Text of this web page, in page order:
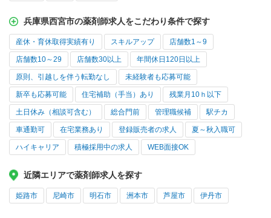
兵庫県西宮市の薬剤師求人をこだわり条件で探す
産休・育休取得実績有り スキルアップ 店舗数1～9
店舗数10～29 店舗数30以上 年間休日120日以上
原則、引越しを伴う転勤なし 未経験者も応募可能
新卒も応募可能 住宅補助（手当）あり 残業月10ｈ以下
土日休み（相談可含む） 総合門前 管理職候補 駅チカ
車通勤可 在宅業務あり 登録販売者の求人 夏～秋入職可
ハイキャリア 積極採用中の求人 WEB面接OK
近隣エリアで薬剤師求人を探す
姫路市 尼崎市 明石市 洲本市 芦屋市 伊丹市